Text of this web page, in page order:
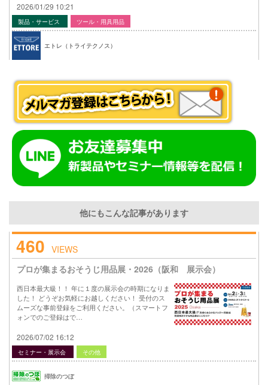
2026/01/29 10:21
製品・サービス ツール・用具用品
エトレ（トライテクノス）
他にもこんな記事があります
460 VIEWS
プロが集まるおそうじ用品展・2026（阪和 展示会）
西日本最大級！！ 年に１度の展示会の時期になりま
した！ どうぞお気軽にお越しください！ 受付のス
ムーズな事前登録をご利用ください。（スマートフ
ォンでのご登録はで…
2026/07/02 16:12
セミナー・展示会 その他
掃除のつぼ